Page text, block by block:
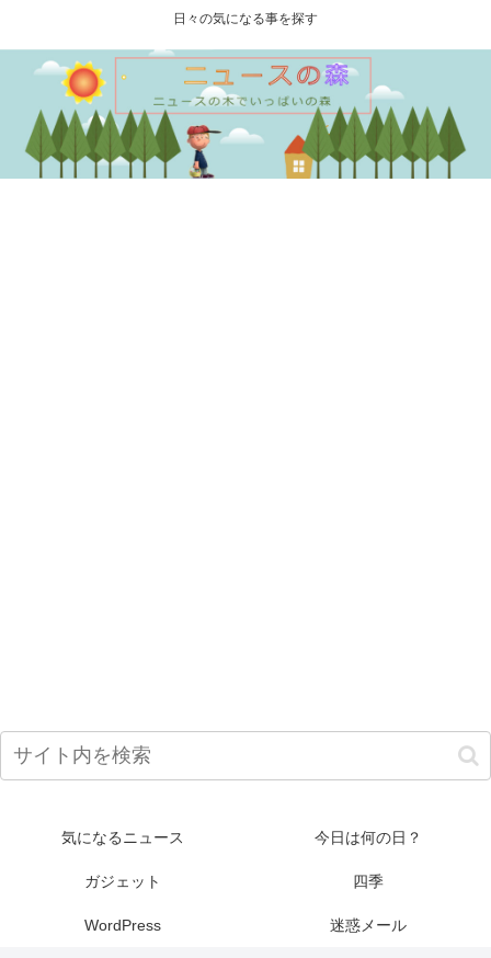
日々の気になる事を探す
気になるニュース 今日は何の日？
ガジェット 四季
WordPress 迷惑メール